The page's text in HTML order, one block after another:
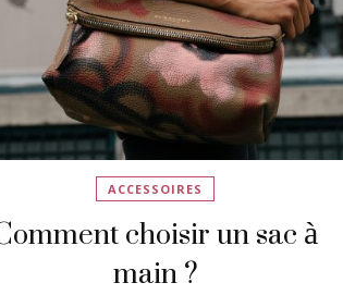
ACCESSOIRES
choisir un sac à
main ?